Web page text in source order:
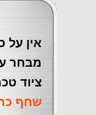
אין על
מבחר
ציוד
שחף